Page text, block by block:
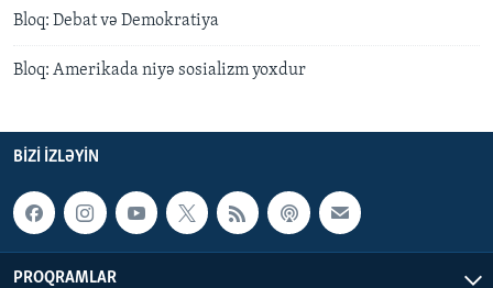
Bloq: Debat və Demokratiya
Bloq: Amerikada niyə sosializm yoxdur
BIZI IZLƏYIN
PROQRAMLAR